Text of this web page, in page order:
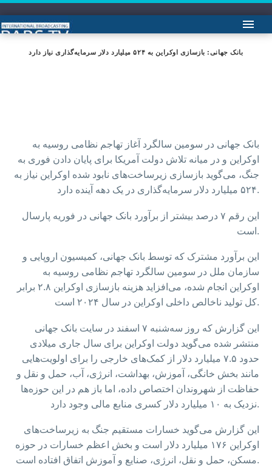
بانک جهانی: بازسازی اوکراین به ۵۲۴ میلیارد دلار سرمایه‌گذاری نیاز دارد
بانک جهانی در سومین سالگرد آغاز تهاجم نظامی روسیه به
اوکراین و در میانه تلاش دولت آمریکا برای پایان دادن فوری به
جنگ، می‌گوید بازسازی زیرساخت‌های نابود شده اوکراین نیاز به
۵۲۴ میلیارد دلار سرمایه‌گذاری در یک دهه آینده دارد.
این رقم ۷ درصد بیشتر از برآورد بانک جهانی در فوریه پارسال
است.
این برآورد مشترک که توسط بانک جهانی، کمیسیون اروپایی و
سازمان ملل در سومین سالگرد تهاجم نظامی روسیه به
اوکراین انجام شده، می‌افزاید هزینه بازسازی اوکراین ۲.۸ برابر
کل تولید ناخالص داخلی اوکراین در سال ۲۰۲۴ است.
این گزارش که روز سه‌شنبه ۷ اسفند در سایت بانک جهانی
منتشر شده می‌گوید دولت اوکراین برای سال جاری میلادی
حدود ۷.۵ میلیارد دلار از کمک‌های خارجی را برای اولویت‌هایی
مانند بخش خانگی، آموزش، بهداشت، انرژی، آب، حمل و نقل و
حفاظت از شهروندان اختصاص داده، اما باز هم در این حوزه‌ها
نزدیک به ۱۰ میلیارد دلار کسری منابع مالی وجود دارد.
این گزارش می‌گوید خسارات مستقیم جنگ به زیرساخت‌های
اوکراین ۱۷۶ میلیارد دلار است و بخش اعظم خسارات در حوزه
مسکن، حمل و نقل، انرژی، صنایع و آموزش اتفاق افتاده است.